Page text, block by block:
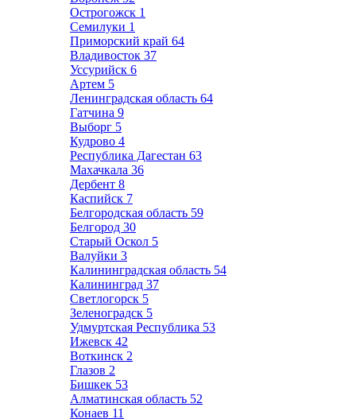
Острогожск 1
Семилуки 1
Приморский край 64
Владивосток 37
Уссурийск 6
Артем 5
Ленинградская область 64
Гатчина 9
Выборг 5
Кудрово 4
Республика Дагестан 63
Махачкала 36
Дербент 8
Каспийск 7
Белгородская область 59
Белгород 30
Старый Оскол 5
Валуйки 3
Калининградская область 54
Калининград 37
Светлогорск 5
Зеленоградск 5
Удмуртская Республика 53
Ижевск 42
Воткинск 2
Глазов 2
Бишкек 53
Алматинская область 52
Конаев 11